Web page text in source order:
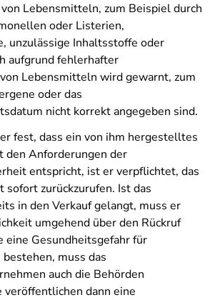
Lebensmitteln, zum Beispiel durch
oder Listerien,
unzulässige Inhaltsstoffe oder
aufgrund fehlerhafter
Lebensmitteln wird gewarnt, zum
oder das
nicht korrekt angegeben sind.
fest, dass ein von ihm hergestelltes
den Anforderungen der
entspricht, ist er verpflichtet, das
sofort zurückzurufen. Ist das
in den Verkauf gelangt, muss er
umgehend über den Rückruf
eine Gesundheitsgefahr für
muss das
auch die Behörden
dann eine